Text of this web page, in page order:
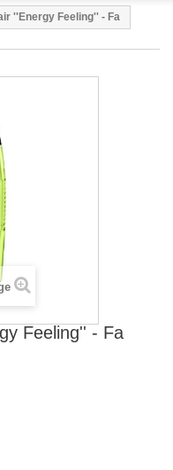
''Energy Feeling'' - Fa
Feeling'' - Fa